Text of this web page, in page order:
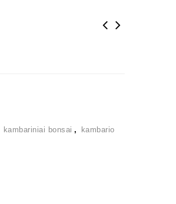
kambariniai bonsai ,
kambario